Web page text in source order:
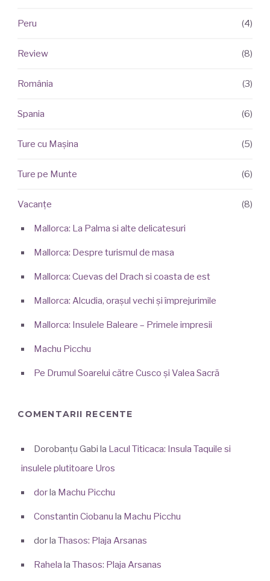
Peru (4)
Review (8)
România (3)
Spania (6)
Ture cu Mașina (5)
Ture pe Munte (6)
Vacanțe (8)
Mallorca: La Palma si alte delicatesuri
Mallorca: Despre turismul de masa
Mallorca: Cuevas del Drach si coasta de est
Mallorca: Alcudia, orașul vechi și împrejurimile
Mallorca: Insulele Baleare – Primele impresii
Machu Picchu
Pe Drumul Soarelui către Cusco și Valea Sacră
COMENTARII RECENTE
Dorobanțu Gabi la Lacul Titicaca: Insula Taquile si
insulele plutitoare Uros
dorla Machu Picchu
Constantin Ciobanu la Machu Picchu
dorla Thasos: Plaja Arsanas
Rahela la Thasos: Plaja Arsanas